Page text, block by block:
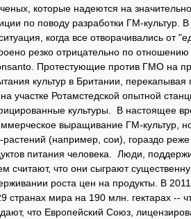
которые надеются на
по поводу разработки ГМ-культур.
когда все отворачивались от
резко отрицательно по
Протестующие против ГМО на
культур в Британии,
участке Ротамстедской опытной
культуры. В настоящее
выращивание ГМ-культур,
(например, сои), гораздо
питания человека. Люди,
считают, что они сыграют
роста цен на продукты. В
странах мира на 190 млн. гектарах --
что Европейский Союз,